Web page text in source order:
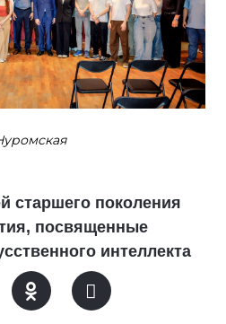
старшего поколения
посвященные
интеллекта